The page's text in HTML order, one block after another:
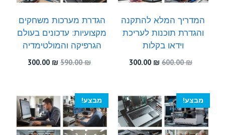
המדריך המלא להתקנה
והגדרת תוכנות לעריכת
וידאו בקלות
600.00₪
המחיר
600.00 ₪.
300.00 ₪
300.00 ₪.
הגדרת מערכות משחקים
מקצועיות: עדכונים בעולם
הגרפיקה והמולטימדיה
590.00₪
המחיר
590.00 ₪.
300.00 ₪
המחיר
300.00 ₪.
מבצע! מבצע!